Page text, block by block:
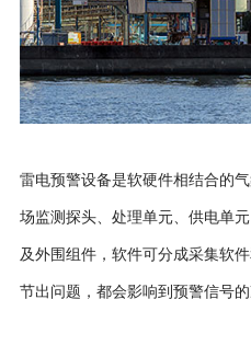
雷电预警设备是软硬件相结合的
场监测探头、处理单元、供电单
及外围组件，软件可分成采集软
节出问题，都会影响到预警信号的